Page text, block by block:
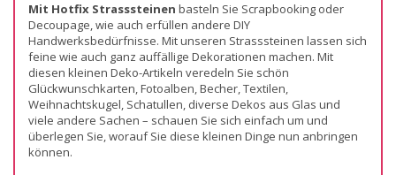
Mit Hotfix Strasssteinen basteln Sie Scrapbooking oder
Decoupage, wie auch erfüllen andere DIY
Handwerksbedürfnisse. Mit unseren Strasssteinen lassen sich
feine wie auch ganz auffällige Dekorationen machen. Mit
diesen kleinen Deko-Artikeln veredeln Sie schön
Glückwunschkarten, Fotoalben, Becher, Textilen,
Weihnachtskugel, Schatullen, diverse Dekos aus Glas und
viele andere Sachen – schauen Sie sich einfach um und
überlegen Sie, worauf Sie diese kleinen Dinge nun anbringen
können.